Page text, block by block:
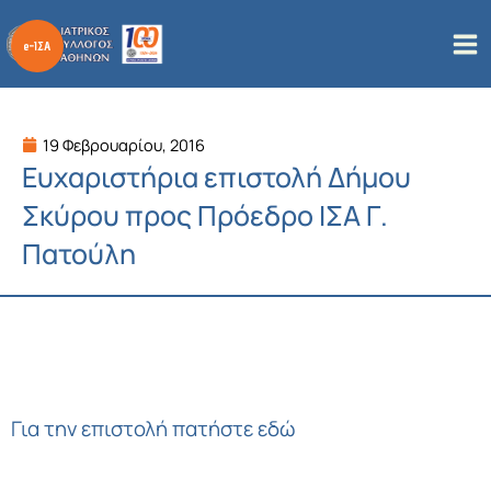
στο
περιεχόμενο
19 Φεβρουαρίου, 2016
Ευχαριστήρια επιστολή Δήμου
Σκύρου προς Πρόεδρο ΙΣΑ Γ.
Πατούλη
Για την επιστολή πατήστε εδώ